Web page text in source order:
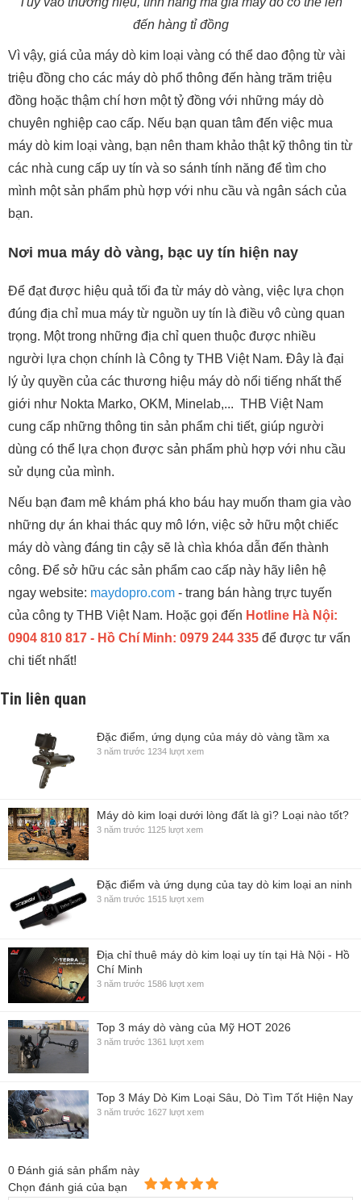
đến hàng tỉ đồng
Vì vậy, giá của máy dò kim loại vàng có thể dao động từ vài
triệu đồng cho các máy dò phổ thông đến hàng trăm triệu
đồng hoặc thậm chí hơn một tỷ đồng với những máy dò
chuyên nghiệp cao cấp. Nếu bạn quan tâm đến việc mua
máy dò kim loại vàng, bạn nên tham khảo thật kỹ thông tin từ
các nhà cung cấp uy tín và so sánh tính năng để tìm cho
mình một sản phẩm phù hợp với nhu cầu và ngân sách của
bạn.
Nơi mua máy dò vàng, bạc uy tín hiện nay
Để đạt được hiệu quả tối đa từ máy dò vàng, việc lựa chọn
đúng địa chỉ mua máy từ nguồn uy tín là điều vô cùng quan
trọng. Một trong những địa chỉ quen thuộc được nhiều
người lựa chọn chính là Công ty THB Việt Nam. Đây là đại
lý ủy quyền của các thương hiệu máy dò nổi tiếng nhất thế
giới như Nokta Marko, OKM, Minelab,... THB Việt Nam
cung cấp những thông tin sản phẩm chi tiết, giúp người
dùng có thể lựa chọn được sản phẩm phù hợp với nhu cầu
sử dụng của mình.
Nếu bạn đam mê khám phá kho báu hay muốn tham gia vào
những dự án khai thác quy mô lớn, việc sở hữu một chiếc
máy dò vàng đáng tin cậy sẽ là chìa khóa dẫn đến thành
công. Để sở hữu các sản phẩm cao cấp này hãy liên hệ
ngay website: maydopro.com - trang bán hàng trực tuyến
của công ty THB Việt Nam. Hoặc gọi đến Hotline Hà Nội:
0904 810 817 - Hồ Chí Minh: 0979 244 335 để được tư vấn
chi tiết nhất!
Tin liên quan
Đặc điểm, ứng dụng của máy dò vàng tầm xa
3 năm trước 1234 lượt xem
Máy dò kim loại dưới lòng đất là gì? Loại nào tốt?
3 năm trước 1125 lượt xem
Đặc điểm và ứng dụng của tay dò kim loại an ninh
3 năm trước 1515 lượt xem
Địa chỉ thuê máy dò kim loại uy tín tại Hà Nội - Hồ
Chí Minh
3 năm trước 1586 lượt xem
Top 3 máy dò vàng của Mỹ HOT 2026
3 năm trước 1361 lượt xem
Top 3 Máy Dò Kim Loại Sâu, Dò Tìm Tốt Hiện Nay
3 năm trước 1627 lượt xem
0 Đánh giá sản phẩm này
Chọn đánh giá của bạn